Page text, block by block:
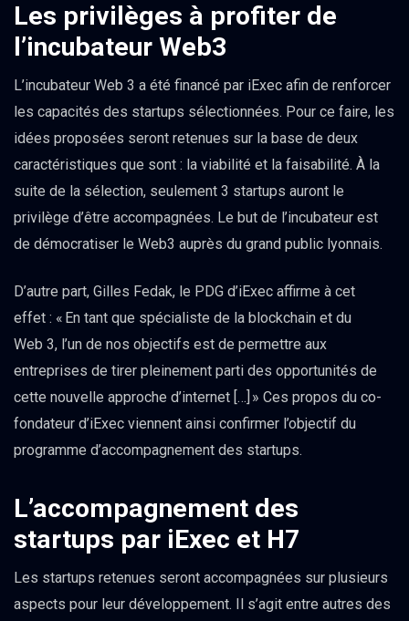
Les privilèges à profiter de
l’incubateur Web3
L’incubateur Web 3 a été financé par iExec afin de renforcer
les capacités des startups sélectionnées. Pour ce faire, les
idées proposées seront retenues sur la base de deux
caractéristiques que sont : la viabilité et la faisabilité. À la
suite de la sélection, seulement 3 startups auront le
privilège d’être accompagnées. Le but de l’incubateur est
de démocratiser le Web3 auprès du grand public lyonnais.
D’autre part, Gilles Fedak, le PDG d’iExec affirme à cet
effet : « En tant que spécialiste de la blockchain et du
Web 3, l’un de nos objectifs est de permettre aux
entreprises de tirer pleinement parti des opportunités de
cette nouvelle approche d’internet […] » Ces propos du co-
fondateur d’iExec viennent ainsi confirmer l’objectif du
programme d’accompagnement des startups.
L’accompagnement des
startups par iExec et H7
Les startups retenues seront accompagnées sur plusieurs
aspects pour leur développement. Il s’agit entre autres des